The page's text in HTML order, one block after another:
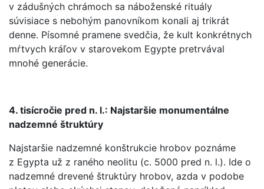
v zádušných chrámoch sa náboženské rituály
súvisiace s nebohým panovníkom konali aj trikrát
denne. Písomné pramene svedčia, že kult konkrétnych
mŕtvych kráľov v starovekom Egypte pretrvával
mnohé generácie.
4. tisícročie pred n. l.: Najstaršie monumentálne
nadzemné štruktúry
Najstaršie nadzemné konštrukcie hrobov poznáme
z Egypta už z raného neolitu (c. 5000 pred n. l.). Ide o
nadzemné drevené štruktúry hrobov, azda v podobe